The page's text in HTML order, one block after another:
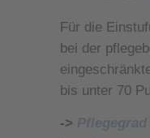
Für die
bei der
bis unter 70
->